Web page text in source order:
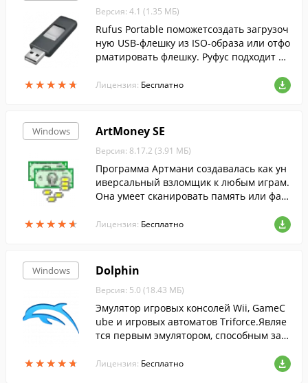
★★★★★
★★★★★
Версия: 4.1 (1.35 МБ)
Rufus Portable поможетсоздать загрузоч
ную USB-флешку из ISO-образа или отфо
рматировать флешку. Руфус подходит дл
ает русский язык.
Лицензия: Бесплатно
Windows
★★★★★
★★★★★
ArtMoney SE
Версия: 8.17.2 (3.91 МБ)
Программа Артмани создавалась как ун
иверсальный взломщик к любым играм.
Она умеет сканировать память или фай
ных значений. Имеется поддержка русс
Лицензия: Бесплатно
Windows
★★★★★
★★★★★
Dolphin
Версия: 5.0 (18.43 МБ)
Эмулятор игровых консолей Wii, GameC
ube и игровых автоматов Triforce.Являе
тся первым эмулятором, способным зап
е для платформ GameCube и Wii....
Лицензия: Бесплатно